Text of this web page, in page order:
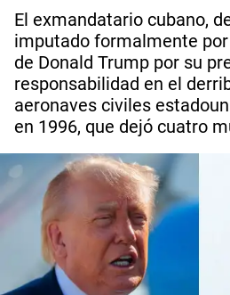
El exmandatario cubano,
imputado formalmente
de Donald Trump por su
responsabilidad en el
aeronaves civiles
en 1996, que dejó cuatro